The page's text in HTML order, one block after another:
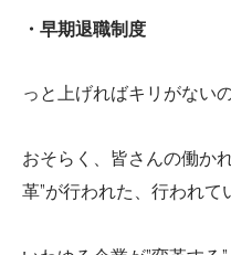
・早期退職制度
っと上げればキリがない
おそらく、皆さんの働か
革”が行われた、行われて